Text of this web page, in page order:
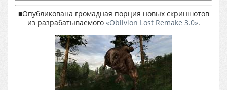
■Опубликована громадная порция новых скриншотов
из разрабатываемого «Oblivion Lost Remake 3.0».